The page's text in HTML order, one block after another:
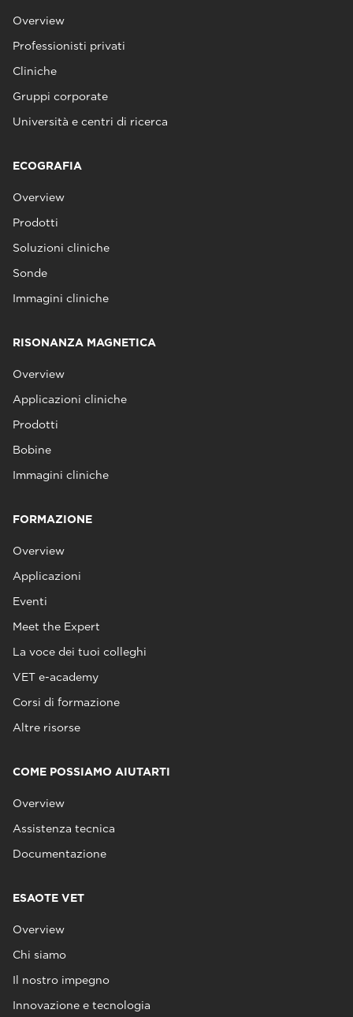
Overview
Professionisti privati
Cliniche
Gruppi corporate
Università e centri di ricerca
ECOGRAFIA
Overview
Prodotti
Soluzioni cliniche
Sonde
Immagini cliniche
RISONANZA MAGNETICA
Overview
Applicazioni cliniche
Prodotti
Bobine
Immagini cliniche
FORMAZIONE
Overview
Applicazioni
Eventi
Meet the Expert
La voce dei tuoi colleghi
VET e-academy
Corsi di formazione
Altre risorse
COME POSSIAMO AIUTARTI
Overview
Assistenza tecnica
Documentazione
ESAOTE VET
Overview
Chi siamo
Il nostro impegno
Innovazione e tecnologia